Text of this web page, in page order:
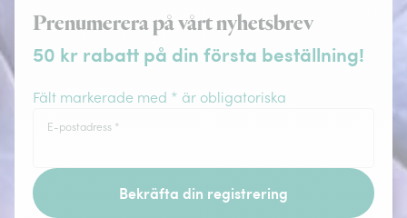
Prenumerera på vårt nyhetsbrev
50 kr rabatt på din första beställning!
Fält markerade med * är obligatoriska
E-postadress *
Bekräfta din registrering